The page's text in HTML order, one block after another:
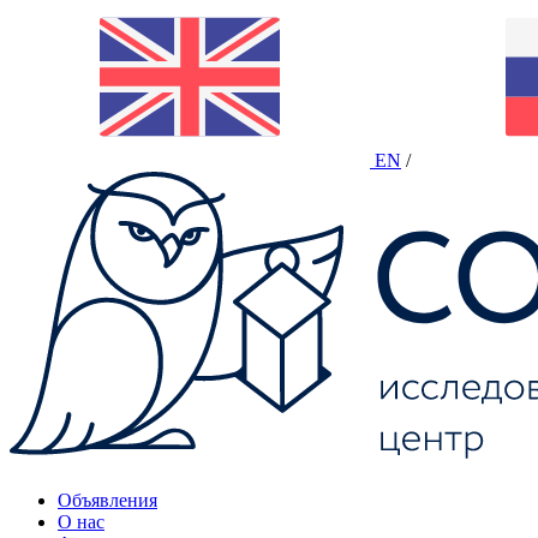
EN /
Объявления
О нас